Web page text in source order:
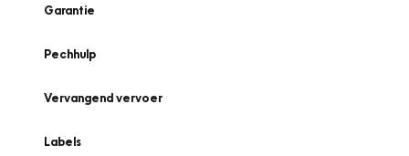
Garantie
Pechhulp
Vervangend vervoer
Labels